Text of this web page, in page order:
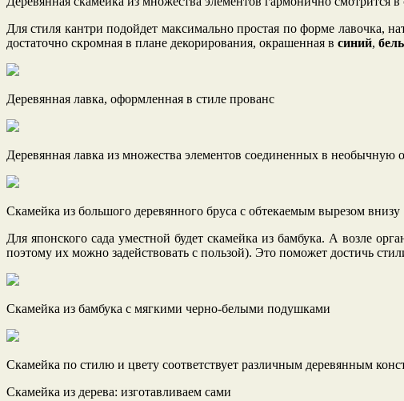
Для стиля кантри подойдет максимально простая по форме лавочка,
достаточно скромная в плане декорирования, окрашенная в синий,
Деревянная лавка, оформленная в стиле прованс
Деревянная лавка из множества элементов соединенных в
Скамейка из большого деревянного бруса с обтекаемым вырезом внизу
Для японского сада уместной будет скамейка из бамбука. А возле
поэтому их можно задействовать с пользой). Это поможет достичь
Скамейка из бамбука с мягкими черно-белыми подушками
Скамейка по стилю и цвету соответствует различным деревянным
Скамейка из дерева: изготавливаем сами